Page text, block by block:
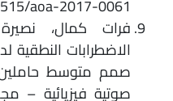
aoa-2017-0061
الاضطرابات
صمم متوسط حاملين